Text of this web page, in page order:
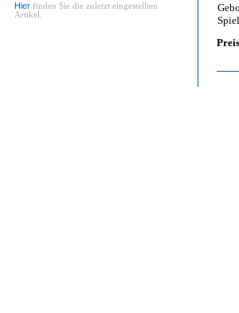
Hier finden Sie die zuletzt eingestellten
Artikel.